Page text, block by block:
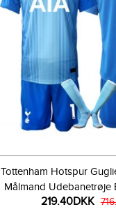
Tottenham Hotspur
Målmand
Kortærmet (+ Korte
219.40DKK